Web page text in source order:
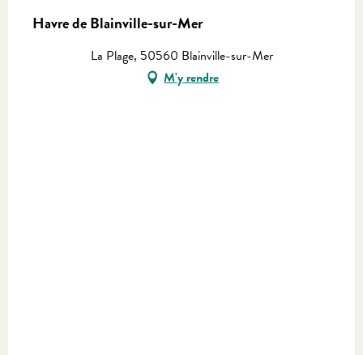
Havre de Blainville-sur-Mer
La Plage, 50560 Blainville-sur-Mer
M'y rendre